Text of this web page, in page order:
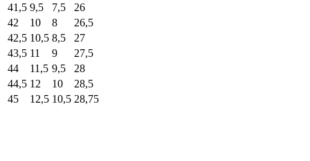
41,5 9,5 7,5
26
42
10 8
26,5
42,5 10,5 8,5
27
43,5 11 9
27,5
44
11,5 9,5
28
44,5 12 10
28,5
45
12,5 10,5 28,75